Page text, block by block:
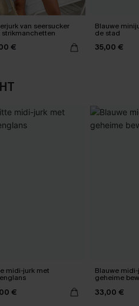
van seersucker
strikmanchetten
€
Blauwe
de stad
35,00 €
midi-jurk met
€
Blauwe
geheime
33,00 €